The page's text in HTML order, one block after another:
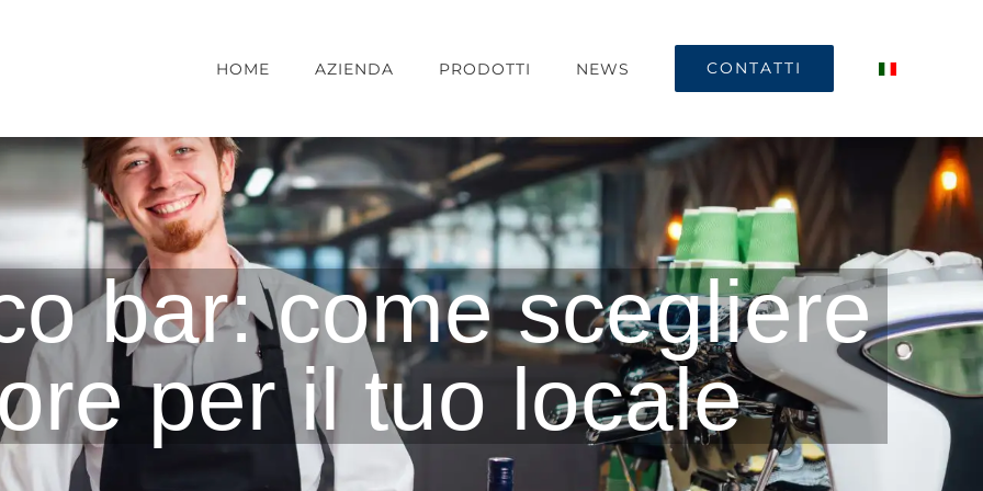
HOME AZIENDA PRODOTTI NEWS CONTATTI
bar: come scegliere
per il tuo locale